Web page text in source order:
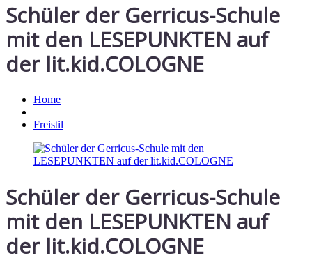
Schüler der Gerricus-Schule
mit den LESEPUNKTEN auf
der lit.kid.COLOGNE
Home
Freistil
Schüler der Gerricus-Schule
mit den LESEPUNKTEN auf
der lit.kid.COLOGNE